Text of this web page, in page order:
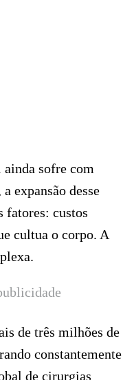
sofre com
expansão desse
fatores: custos
cultua o corpo. A
de três milhões de
constantemente
de cirurgias